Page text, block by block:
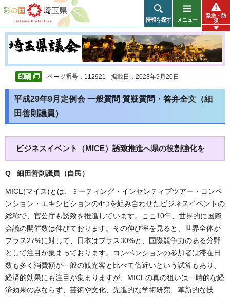
彩の国 埼玉県
情報を探す メニュー
緊急・防
災
ページ番号：112921 掲載日：2023年9月20日
平成29年9月定例会 一般質問 質疑質問・答弁全文（細
田善則議員）
ビジネスイベント（MICE）誘致推進へ県の役割強化を
Q 細田善則議員（自民）
MICE(マイス)とは、ミーティング・インセンティブツアー・コンベ
ンション・エキシビションの4つを組み合わせたビジネスイベントの
総称で、官公庁も誘致を推進しています。ここ10年、世界的に国際
会議の開催数は伸びております。その伸び率を見ると、世界全体が
プラス27%に対して、日本はプラス30%と、国際競争力のある分野
として注目が集まっております。コンベンションの参加者は滞在日
数も多く消費額が一般の観光客と比べて倍近いという試算もあり、
経済的効果にも注目が集まりますが、MICEの真の狙いは一時的な経
済効果のみならず、芸術や文化、先進的な学術研究、革新的な技